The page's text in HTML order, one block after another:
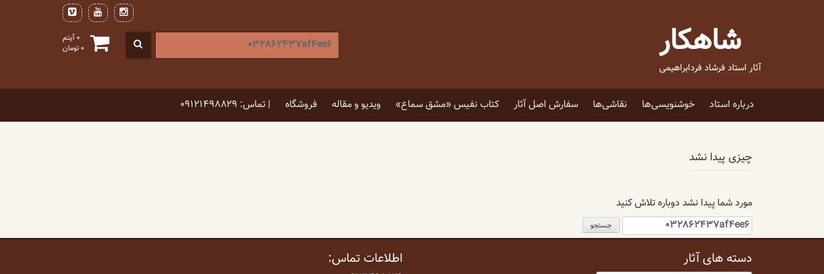
شاهکار
آثار استاد فرشاد فردابراهیمی
0 آیتم
0تومان
جستجو
برای
درباره استاد
خوشنویسی‌ها نقاشی‌ها سفارش اصل آثار کتاب نفیس «مشق سماع» ویدیو و مقاله فروشگاه | تماس: ۰۹۱۲۱۴۹۸۸۲۹
چیزی پیدا نشد
مورد شما پیدا نشد دوباره تلاش کنید
جستجو
برای:
دسته های آثار اطلاعات تماس: